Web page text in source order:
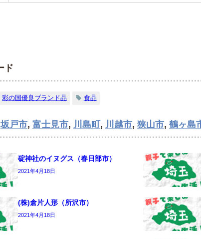
ド
彩の国優良ブランド品 食品
坂戸市, 富士見市, 川島町 , 川越市, 狭山市, 鶴ヶ島
碇神社のイヌグス（春日部市）
2021年4月18日
(株)倉片人形（所沢市）
2021年4月18日